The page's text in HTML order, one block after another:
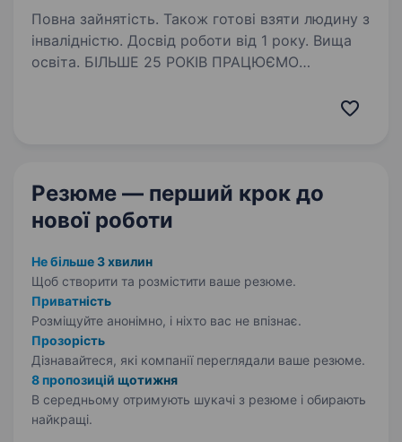
Повна зайнятість. Також готові взяти людину з
інвалідністю. Досвід роботи від 1 року. Вища
освіта. БІЛЬШЕ 25 РОКІВ ПРАЦЮЄМО
Резюме — перший крок до
нової роботи
Не більше 3 хвилин
Щоб створити та розмістити ваше резюме.
Приватність
Розміщуйте анонімно, і ніхто вас не впізнає.
Прозорість
Дізнавайтеся, які компанії переглядали ваше резюме.
8 пропозицій щотижня
В середньому отримують шукачі з резюме і обирають
найкращі.